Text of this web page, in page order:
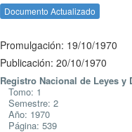
Documento Actualizado
Promulgación: 19/10/1970
Publicación: 20/10/1970
Registro Nacional de Leyes y
Tomo: 1
Semestre: 2
Año: 1970
Página: 539